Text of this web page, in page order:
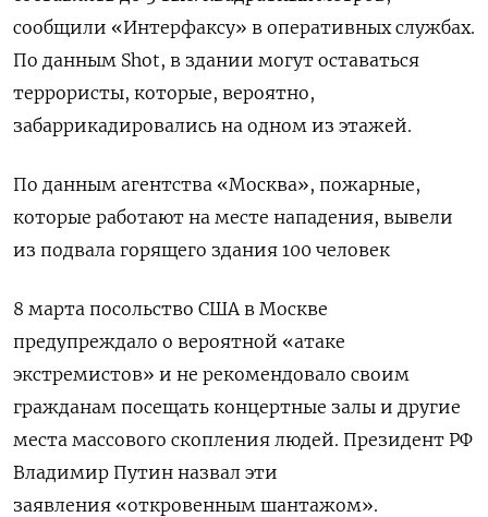
сообщили «Интерфаксу» в оперативных службах.
По данным Shot, в здании могут оставаться
террористы, которые, вероятно,
забаррикадировались на одном из этажей.
По данным агентства «Москва», пожарные,
которые работают на месте нападения, вывели
из подвала горящего здания 100 человек
8 марта посольство США в Москве
предупреждало о вероятной «атаке
экстремистов» и не рекомендовало своим
гражданам посещать концертные залы и другие
места массового скопления людей. Президент РФ
Владимир Путин назвал эти
заявления «откровенным шантажом».